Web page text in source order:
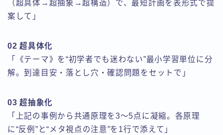
（超具体→超抽象→超構造）で、最短計画を表形式で提
案して」
02 超具体化
「《テーマ》を“初学者でも迷わない”最小学習単位に分
解。到達目安・落とし穴・確認問題をセットで」
03 超抽象化
「上記の事例から共通原理を3～5点に凝縮。各原理
に“反例”と“メタ視点の注意”を1行で添えて」